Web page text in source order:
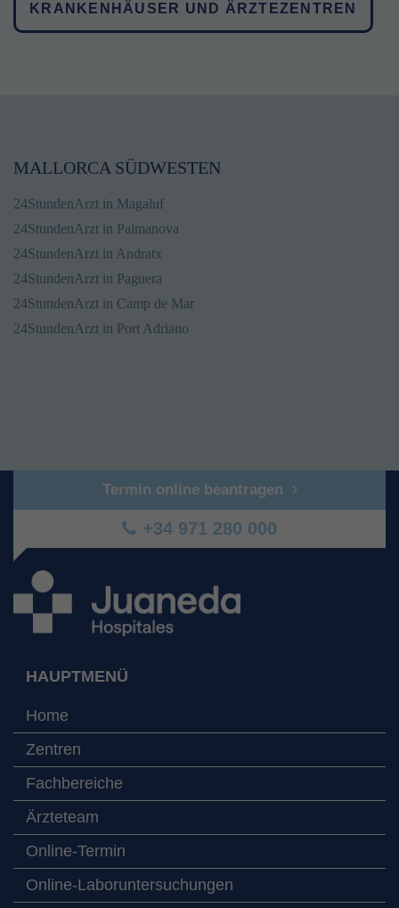
KRANKENHÄUSER UND ÄRZTEZENTREN
MALLORCA SÜDWESTEN
24StundenArzt in Magaluf
24StundenArzt in Palmanova
24StundenArzt in Andratx
24StundenArzt in Paguera
24StundenArzt in Camp de Mar
24StundenArzt in Port Adriano
Termin online beantragen
+34 971 280 000
HAUPTMENÜ
Home
Zentren
Fachbereiche
Ärzteteam
Online-Termin
Online-Laboruntersuchungen